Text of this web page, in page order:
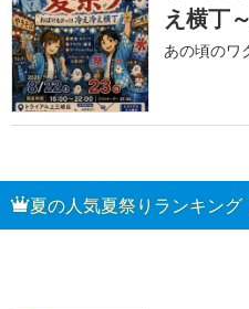
え横丁
あの頃のワ
夏の人気夏祭りランキング